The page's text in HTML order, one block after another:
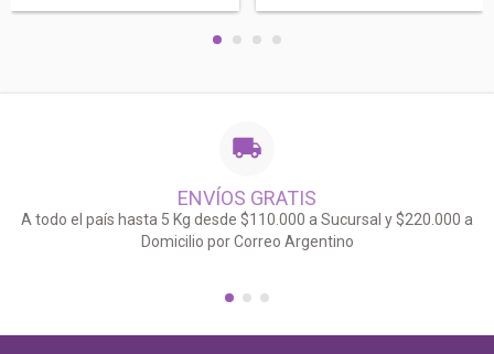
ENVÍOS GRATIS
A todo el país hasta 5 Kg desde $110.000 a Sucursal y $220.000 a
Domicilio por Correo Argentino